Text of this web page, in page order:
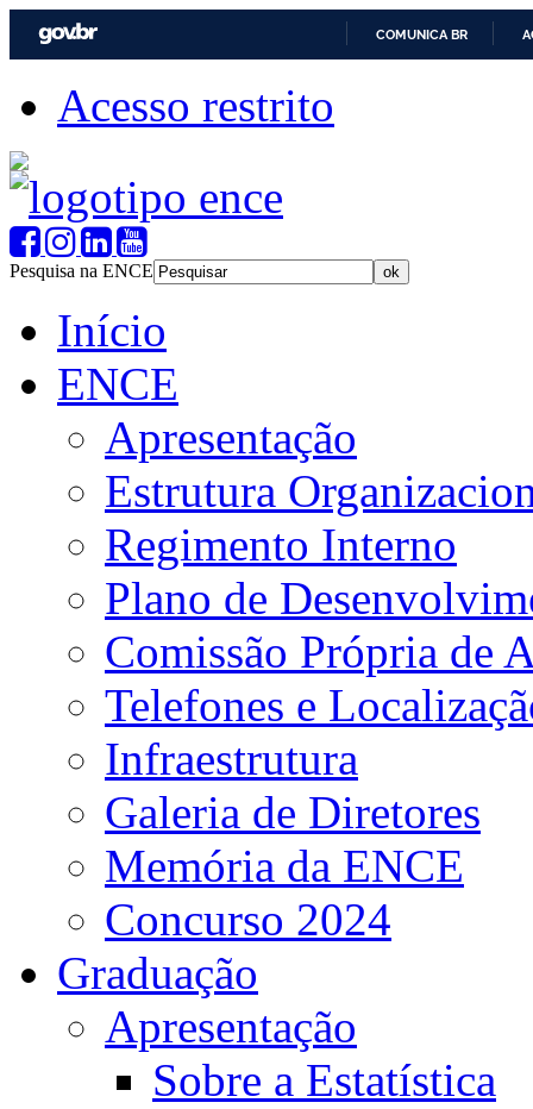
COMUNICA BR
Acesso restrito
Pesquisa na ENCE
Início
ENCE
Apresentação
Estrutura
Regimento Interno
Plano de
Comissão Própria de
Telefones e
Infraestrutura
Galeria de Diretores
Memória da ENCE
Concurso 2024
Graduação
Apresentação
Sobre a Estatística